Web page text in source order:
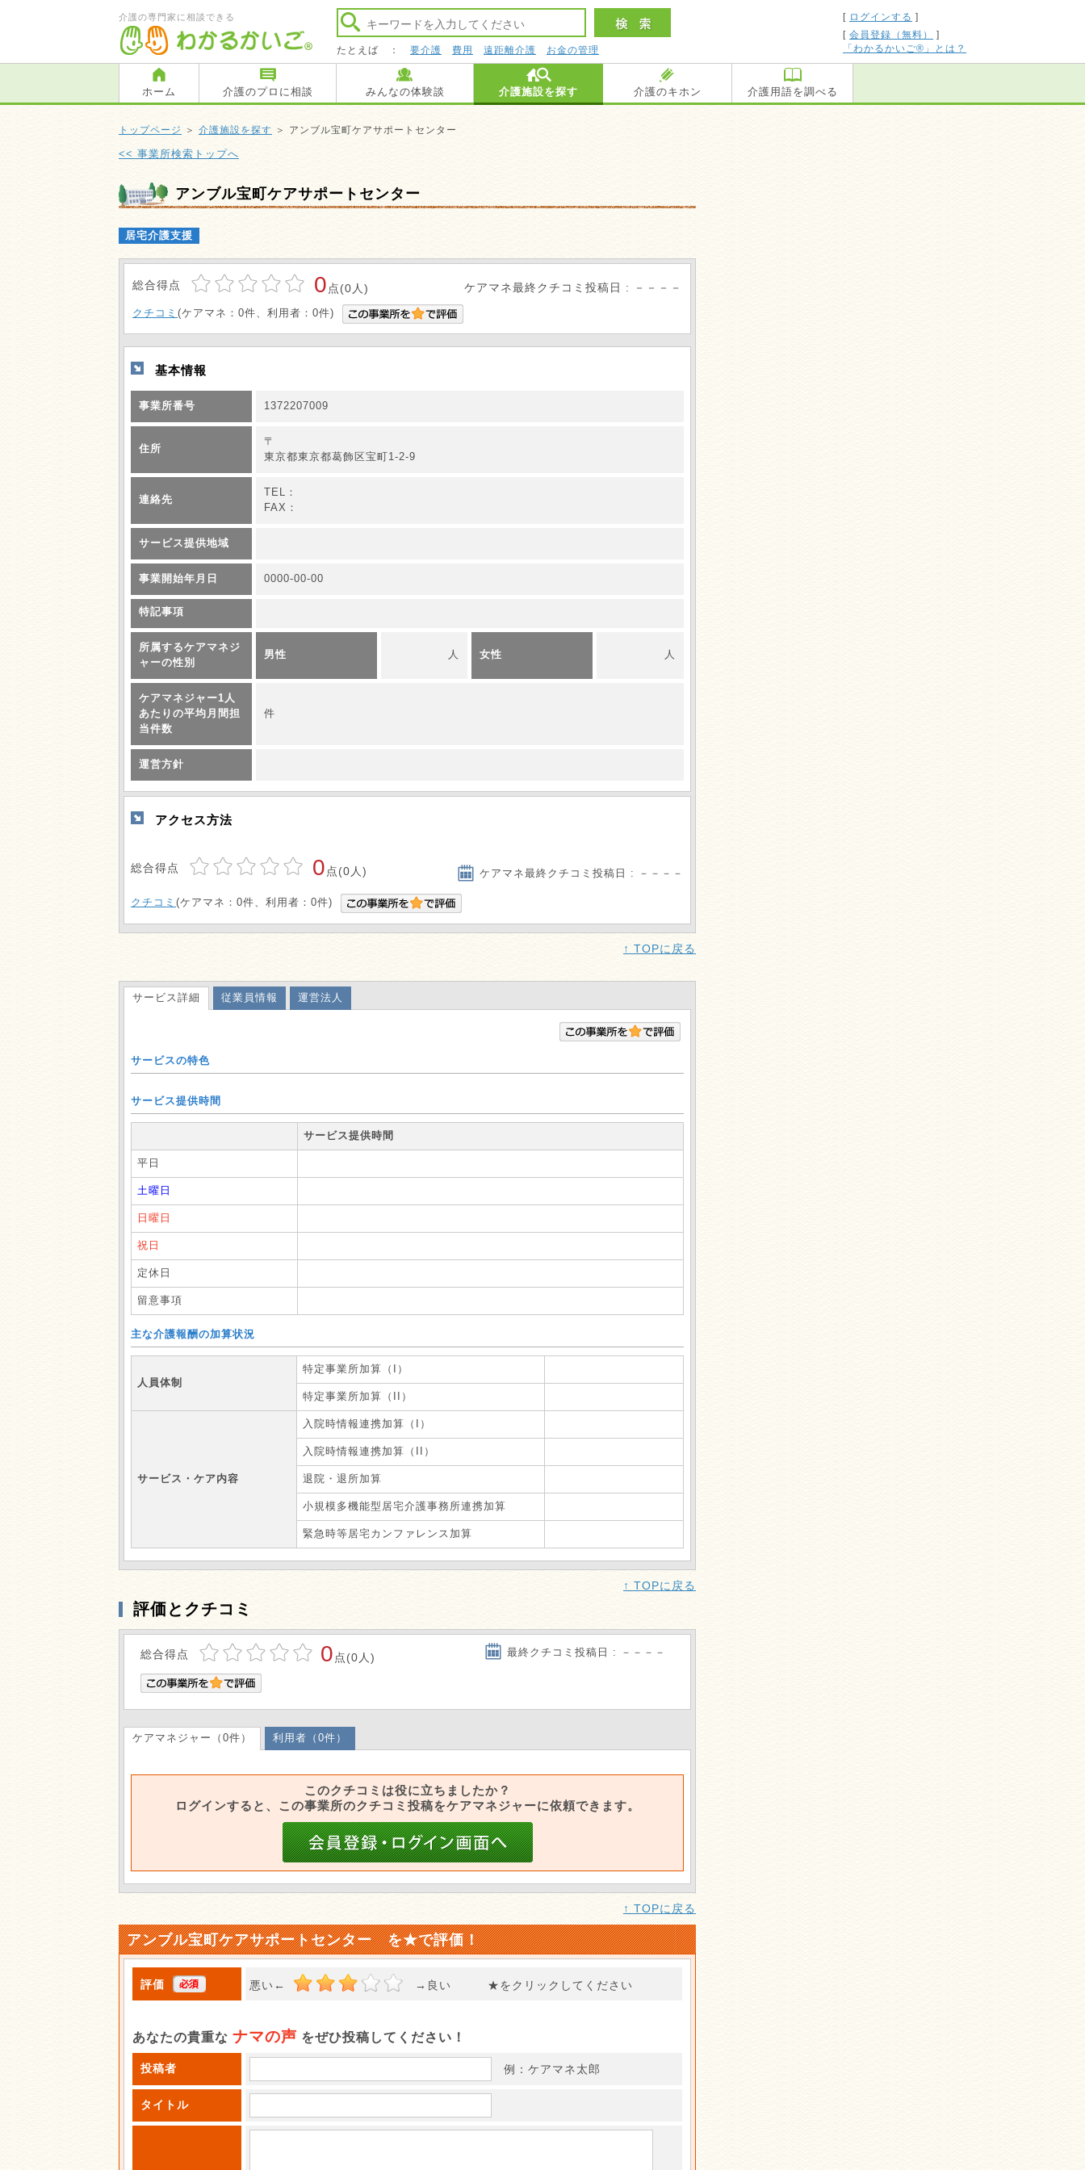
介護の専門家に相談できる
たとえば ： 要介護 費用 遠距離介護 お金の管理
[ ログインする ]
[ 会員登録（無料）
]
「わかるかいご®」とは？
ホーム 介護のプロに相談 みんなの体験談 介護施設を探す 介護のキホン 介護用語を調べる
トップページ ＞ 介護施設を探す ＞ アンブル宝町ケアサポートセンター
<< 事業所検索トップへ
アンブル宝町ケアサポートセンター
居宅介護支援
総合得点 0 点(0人) ケアマネ最終クチコミ投稿日 : －－－－
クチコミ (ケアマネ：0件、利用者：0件)
基本情報
事業所番号 1372207009
住所
〒
東京都東京都葛飾区宝町1-2-9
連絡先
TEL：
FAX：
サービス提供地域
事業開始年月日 0000-00-00
特記事項
所属するケアマネジ
ャーの性別
男性 人 女性 人
ケアマネジャー1人
あたりの平均月間担
当件数
件
運営方針
アクセス方法
総合得点 0 点(0人) ケアマネ最終クチコミ投稿日 : －－－－
クチコミ (ケアマネ：0件、利用者：0件)
↑ TOPに戻る
サービス詳細 従業員情報 運営法人
サービスの特色
サービス提供時間
サービス提供時間
平日
土曜日
日曜日
祝日
定休日
留意事項
主な介護報酬の加算状況
人員体制
特定事業所加算（I）
特定事業所加算（II）
サービス・ケア内容
入院時情報連携加算（I）
入院時情報連携加算（II）
退院・退所加算
小規模多機能型居宅介護事務所連携加算
緊急時等居宅カンファレンス加算
↑ TOPに戻る
評価とクチコミ
総合得点 0 点(0人) 最終クチコミ投稿日 : －－－－
ケアマネジャー（0件） 利用者（0件）
このクチコミは役に立ちましたか？
ログインすると、この事業所のクチコミ投稿をケアマネジャーに依頼できます。
↑ TOPに戻る
アンブル宝町ケアサポートセンター を★で評価！
評価 悪い← →良い ★をクリックしてください
あなたの貴重な ナマの声 をぜひ投稿してください！
投稿者 例：ケアマネ太郎
タイトル